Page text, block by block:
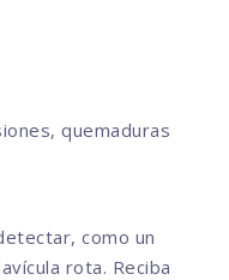
quemaduras
como un
rota. Reciba